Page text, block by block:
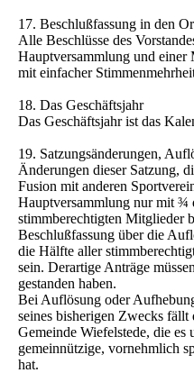
17. Beschlußfassung in den
Alle Beschlüsse des
Hauptversammlung und
mit einfacher
18. Das Geschäftsjahr
Das Geschäftsjahr ist das
19. Satzungsänderungen,
Änderungen dieser Satzung,
Fusion mit anderen
Hauptversammlung nur mit ¾
stimmberechtigten Mitglieder
Beschlußfassung über die
die Hälfte aller
sein. Derartige Anträge
gestanden haben.
Bei Auflösung oder
seines bisherigen Zwecks fällt
Gemeinde Wiefelstede, die
gemeinnützige, vornehmlich
hat.